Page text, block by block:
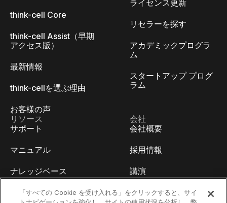
think-cell Core
think-cell Assist（早期
アクセス版）
最新情報
think-cellを選ぶ理由
お客様の声
ライセンス更新
リセラーを探す
アカデミックプログラ
ム
スタートアップ プログ
ラム
リソース
サポート
マニュアル
ナレッジベース
think-cell Academy
会社
会社概要
採用情報
講演
イベント
「すべての Cookie を受け入れる」をクリックすると、サイ